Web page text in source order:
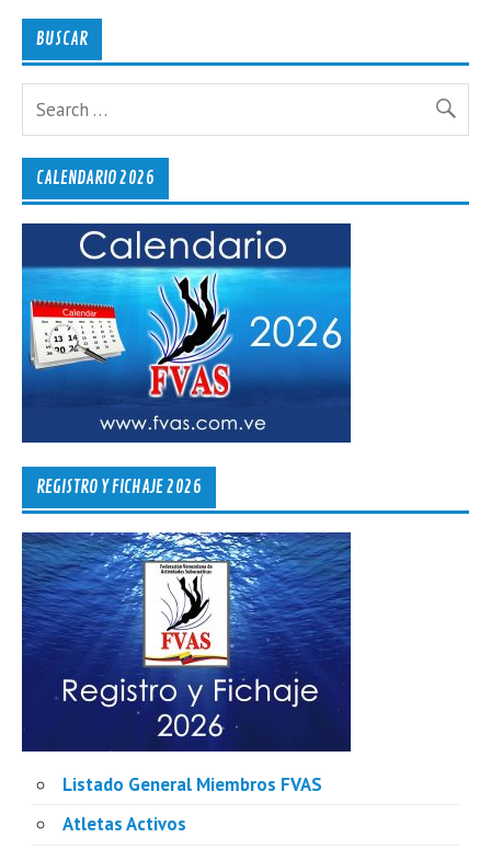
BUSCAR
CALENDARIO 2026
REGISTRO Y FICHAJE 2026
Listado General Miembros FVAS
Atletas Activos